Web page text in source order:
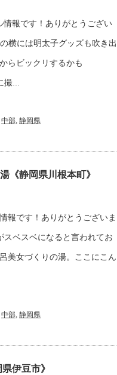
報です！ありがとうござい
横には明太子グッズも吹き出
らビックリするかも
...
中部, 静岡県
《静岡県川根本町》
報です！ありがとうございま
ベスベになると言われてお
美女づくりの湯。ここにこん
中部, 静岡県
伊豆市》